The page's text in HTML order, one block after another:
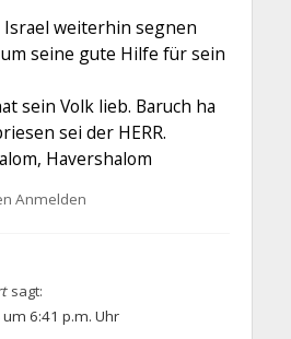
weiterhin segnen
seine gute Hilfe für sein
sein Volk lieb. Baruch ha
sei der HERR.
Havershalom
Anmelden
sagt:
6:41 p.m. Uhr